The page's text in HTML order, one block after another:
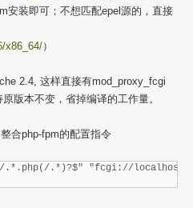
安装即可；不想匹配epel源的，直接
x86_64/）
2.4, 这样直接有mod_proxy_fcgi
版本不变，省掉编译的工作量。
整合php-fpm的配置指令
.*.php(/.*)?$" "fcgi://